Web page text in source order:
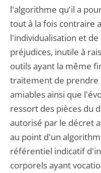
l'algorithme qu'il a
tout à la fois contraire
l'individualisation et
préjudices, inutile à
outils ayant la même
traitement de prendre
amiables ainsi que
ressort des pièces du
autorisé par le décret
au point d'un
référentiel indicatif
corporels ayant